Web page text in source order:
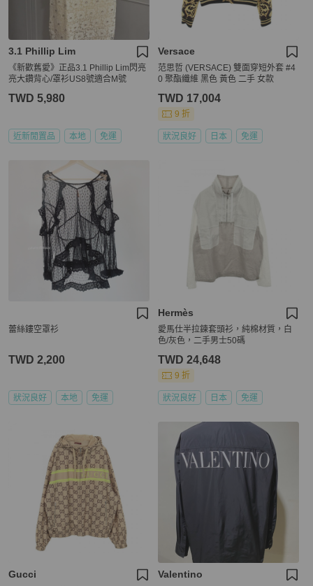
3.1 Phillip Lim
《新歡舊愛》正品3.1 Phillip Lim閃亮
亮大鑽背心/罩衫US8號適合M號
TWD 5,980
近新閒置品 本地 免運
Versace
范思哲 (VERSACE) 雙面穿短外套 #4
0 聚酯纖維 黑色 黃色 二手 女款
TWD 17,004
9 折
狀況良好 日本 免運
蕾絲鏤空罩衫
TWD 2,200
狀況良好 本地 免運
Hermès
愛馬仕半拉鍊套頭衫，純棉材質，白
色/灰色，二手男士50碼
TWD 24,648
9 折
狀況良好 日本 免運
Gucci Valentino